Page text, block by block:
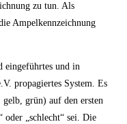
zu tun. Als
Ampelkennzeichnung
eingeführtes und in
propagiertes System. Es
grün) auf den ersten
„schlecht“ sei. Die